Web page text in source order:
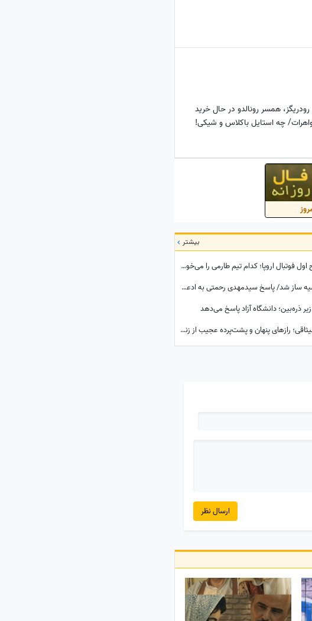
رودریگز، همسر رونالدو در حال خرید
چه استایل باکلاس و شیکی!
بیشتر
طارمی در راه بازگشت به سطح اول فوتبال اروپا؛ کدام تیم طارمی را می‌خواهد؟
برنامه امیرحسین قیاسی حاشیه ساز شد/ پاسخ سیدمهدی رحمتی به ادعای قائدی؛ رحمتی به قائدی گفته بود شلوارت را درمی‌آورم؟!
ذره‌بین؛ دانشگاه آزاد پاسخ می‌دهد
تماشا کنید| افشاگری طلایی میثاقی؛ رازهای پنهان و پشت‌پرده عجیب از زندگی عادل فردوسی‌پور که تا امروز نشنیده بودید!
ارسال نظر